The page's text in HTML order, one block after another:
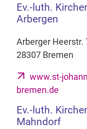
Ev.-luth.
Arbergen
Arberger Heerstr.
28307 Bremen
www.st-
bremen.de
Ev.-luth.
Mahndorf